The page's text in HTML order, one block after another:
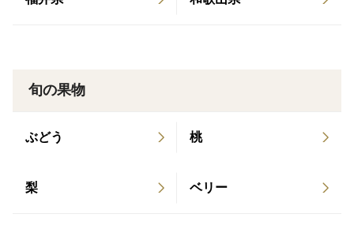
ります。
■ 冷凍梅の解凍方法
旬の果物
ぶどう 桃
梨 ベリー